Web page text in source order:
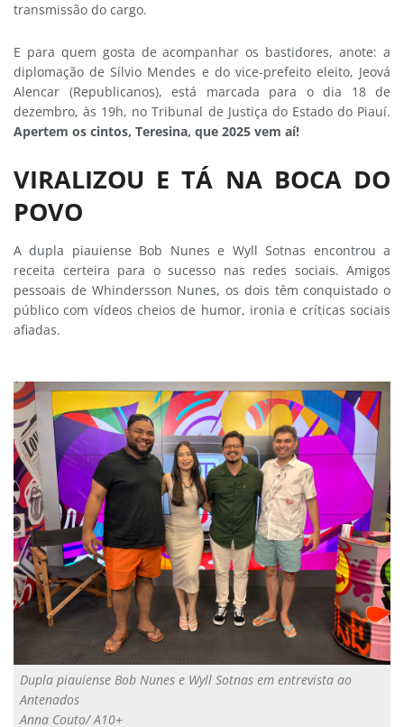
transmissão do cargo.
E para quem gosta de acompanhar os bastidores, anote: a
diplomação de Sílvio Mendes e do vice-prefeito eleito, Jeová
Alencar (Republicanos), está marcada para o dia 18 de
dezembro, às 19h, no Tribunal de Justiça do Estado do Piauí.
Apertem os cintos, Teresina, que 2025 vem aí!
VIRALIZOU E TÁ NA BOCA DO
POVO
A dupla piauiense Bob Nunes e Wyll Sotnas encontrou a
receita certeira para o sucesso nas redes sociais. Amigos
pessoais de Whindersson Nunes, os dois têm conquistado o
público com vídeos cheios de humor, ironia e críticas sociais
afiadas.
Dupla piauiense Bob Nunes e Wyll Sotnas em entrevista ao
Antenados
Anna Couto/ A10+